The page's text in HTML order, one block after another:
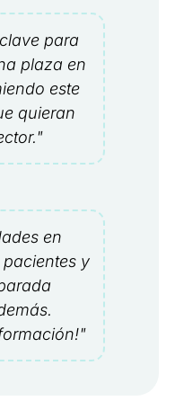
para
plaza en
este
quieran
en
y